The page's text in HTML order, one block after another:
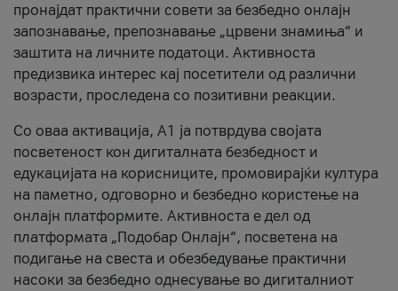
пронајдат практични совети за безбедно онлајн
запознавање, препознавање „црвени знамиња“ и
заштита на личните податоци. Активноста
предизвика интерес кај посетители од различни
возрасти, проследена со позитивни реакции.
Со оваа активација, А1 ја потврдува својата
посветеност кон дигиталната безбедност и
едукацијата на корисниците, промовирајќи култура
на паметно, одговорно и безбедно користење на
онлајн платформите. Активноста е дел од
платформата „Подобар Онлајн“, посветена на
подигање на свеста и обезбедување практични
насоки за безбедно однесување во дигиталниот